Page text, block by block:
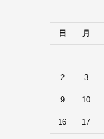
日
月
2 3
9 10
16 17